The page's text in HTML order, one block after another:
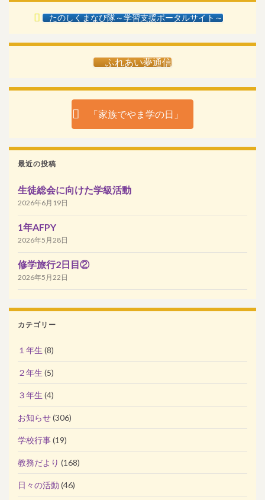
たのしくまなび隊～学習支援ポータルサイト～
ふれあい夢通信
「家族でやま学の日」
最近の投稿
生徒総会に向けた学級活動
2026年6月19日
1年AFPY
2026年5月28日
修学旅行2日目②
2026年5月22日
カテゴリー
１年生 (8)
２年生 (5)
３年生 (4)
お知らせ(306)
学校行事(19)
教務だより (168)
日々の活動 (46)